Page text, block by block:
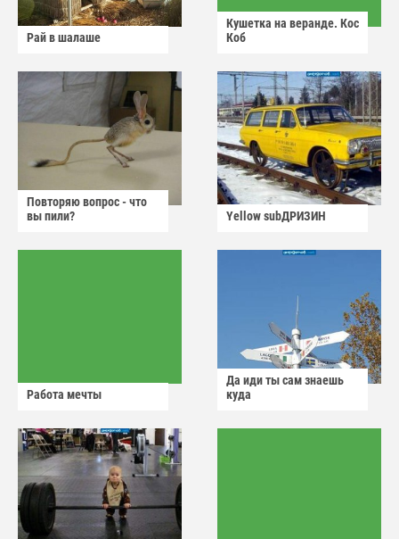
Рай в шалаше
Кушетка на веранде. Кос
Коб
Повторяю вопрос - что
вы пили?
Yellow subДРИЗИН
Работа мечты
Да иди ты сам знаешь
куда